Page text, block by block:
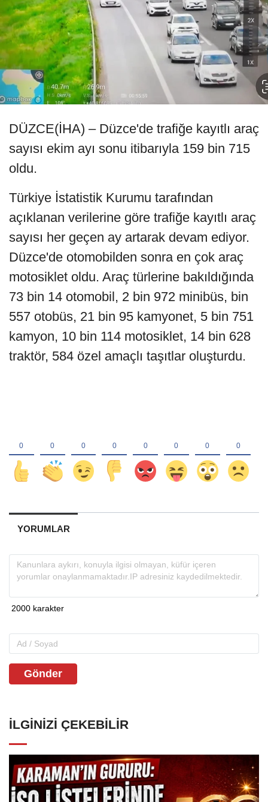
DÜZCE(İHA) – Düzce'de trafiğe kayıtlı araç
sayısı ekim ayı sonu itibarıyla 159 bin 715
oldu.
Türkiye İstatistik Kurumu tarafından
açıklanan verilerine göre trafiğe kayıtlı araç
sayısı her geçen ay artarak devam ediyor.
Düzce'de otomobilden sonra en çok araç
motosiklet oldu. Araç türlerine bakıldığında
73 bin 14 otomobil, 2 bin 972 minibüs, bin
557 otobüs, 21 bin 95 kamyonet, 5 bin 751
kamyon, 10 bin 114 motosiklet, 14 bin 628
traktör, 584 özel amaçlı taşıtlar oluşturdu.
YORUMLAR
Gönder
İLGINIZI ÇEKEBILIR